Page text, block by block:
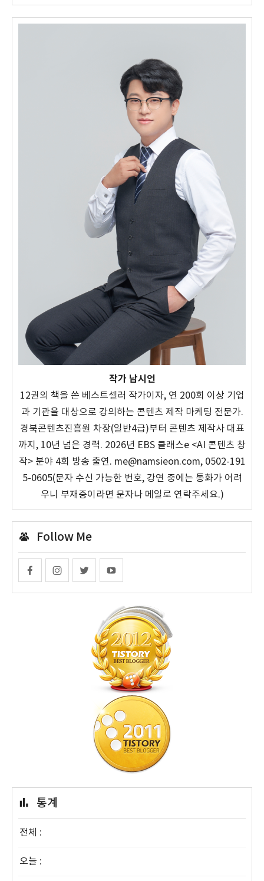
작가 남시언
12권의 책을 쓴 베스트셀러 작가이자, 연 200회 이상 기업
과 기관을 대상으로 강의하는 콘텐츠 제작 마케팅 전문가.
경북콘텐츠진흥원 차장(일반4급)부터 콘텐츠 제작사 대표
까지, 10년 넘은 경력. 2026년 EBS 클래스e <AI 콘텐츠 창
작> 분야 4회 방송 출연. me@namsieon.com, 0502-191
5-0605(문자 수신 가능한 번호, 강연 중에는 통화가 어려
우니 부재중이라면 문자나 메일로 연락주세요.)
Follow Me
통계
전체 :
오늘 :